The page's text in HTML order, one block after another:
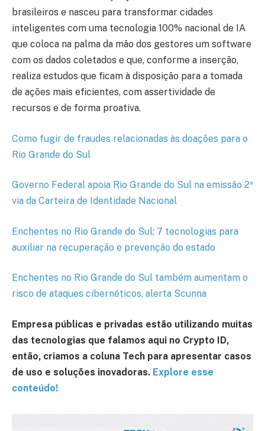
brasileiros e nasceu para transformar cidades
inteligentes com uma tecnologia 100% nacional de IA
que coloca na palma da mão dos gestores um software
com os dados coletados e que, conforme a inserção,
realiza estudos que ficam à disposição para a tomada
de ações mais eficientes, com assertividade de
recursos e de forma proativa.
Como fugir de fraudes relacionadas às doações para o
Rio Grande do Sul
Governo Federal apoia Rio Grande do Sul na emissão 2ª
via da Carteira de Identidade Nacional
Enchentes no Rio Grande do Sul: 7 tecnologias para
auxiliar na recuperação e prevenção do estado
Enchentes no Rio Grande do Sul também aumentam o
risco de ataques cibernéticos, alerta Scunna
Empresa públicas e privadas estão utilizando muitas
das tecnologias que falamos aqui no Crypto ID,
então, criamos a coluna Tech para apresentar casos
de uso e soluções inovadoras. Explore esse
conteúdo!